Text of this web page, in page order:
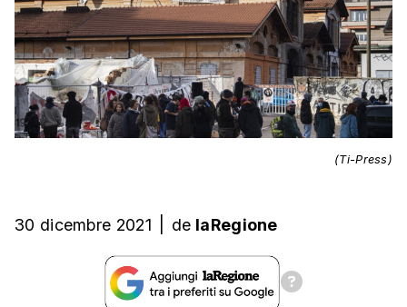
(Ti-Press)
30 dicembre 2021 de laRegione